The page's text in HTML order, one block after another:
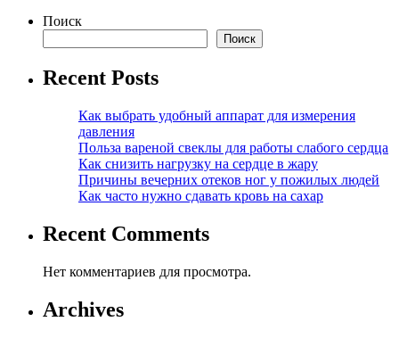
Поиск
Поиск
Recent Posts
Как выбрать удобный аппарат для измерения
давления
Польза вареной свеклы для работы слабого сердца
Как снизить нагрузку на сердце в жару
Причины вечерних отеков ног у пожилых людей
Как часто нужно сдавать кровь на сахар
Recent Comments
Нет комментариев для просмотра.
Archives